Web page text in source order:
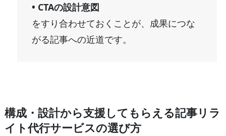
• CTAの設計意図
をすり合わせておくことが、成果につな
がる記事への近道です。
構成・設計から支援してもらえる記事リラ
イト代行サービスの選び方